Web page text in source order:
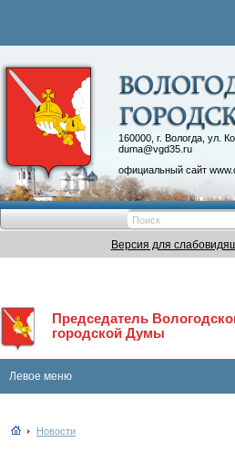
160000, г. Вологда, ул.
duma@vgd35.ru
официальный сайт
Контакты
Депутатские
Версия для
Председатель
городской Думы
Левое меню
Новости